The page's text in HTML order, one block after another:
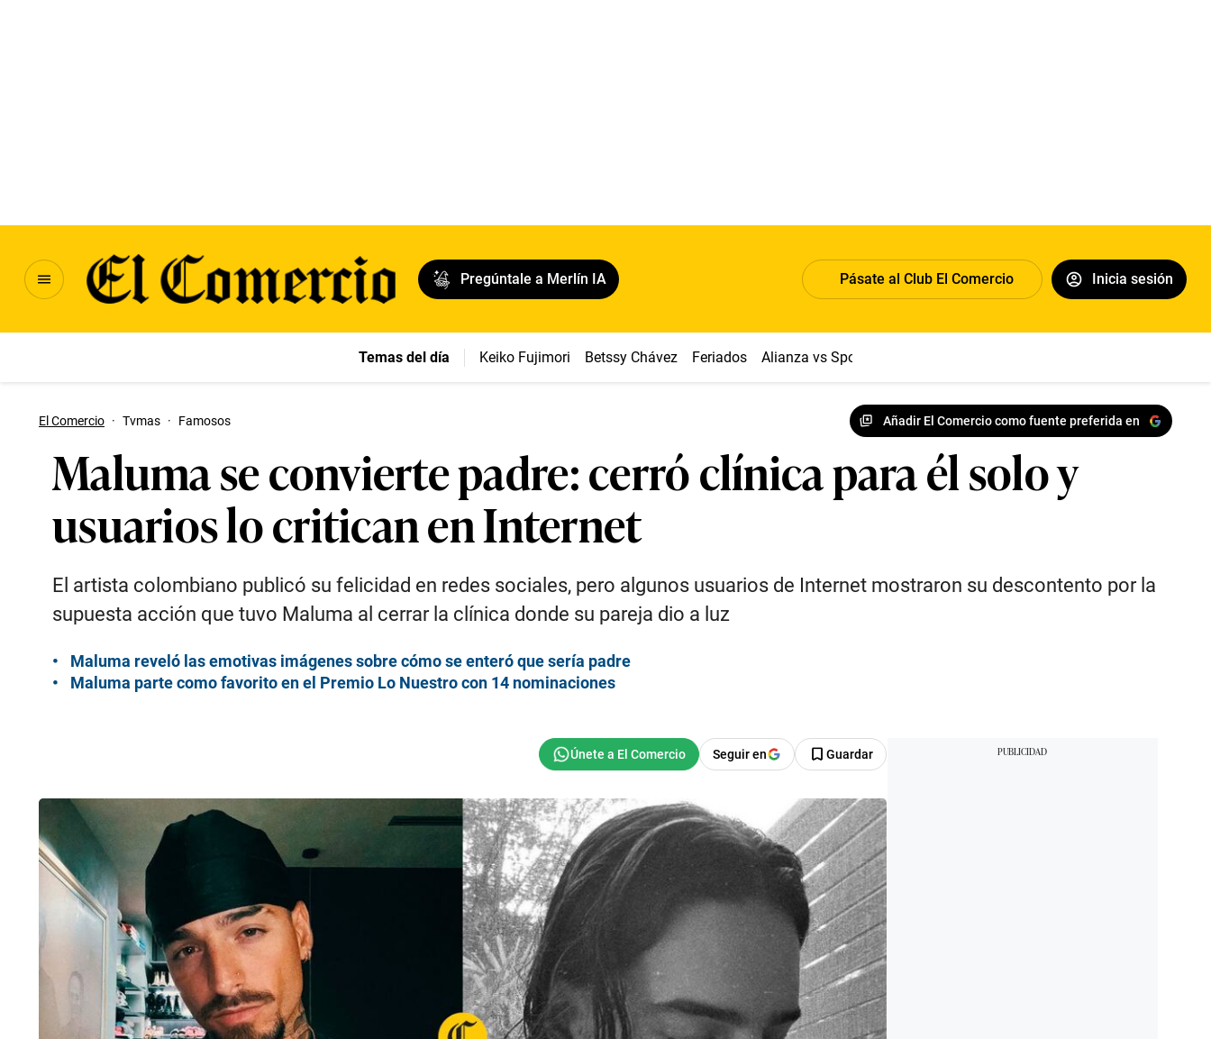
Pregúntale a Merlín IA Pásate al Club El Comercio Inicia sesión
Temas del día Keiko Fujimori Betssy Chávez Feriados Alianza vs Sport Boys
El Comercio · Tvmas · Famosos Añadir El Comercio como fuente preferida en
Maluma se convierte padre: cerró clínica para él solo y
usuarios lo critican en Internet
El artista colombiano publicó su felicidad en redes sociales, pero algunos usuarios de Internet mostraron su descontento por la
supuesta acción que tuvo Maluma al cerrar la clínica donde su pareja dio a luz
Maluma reveló las emotivas imágenes sobre cómo se enteró que sería padre
Maluma parte como favorito en el Premio Lo Nuestro con 14 nominaciones
Seguir en Guardar